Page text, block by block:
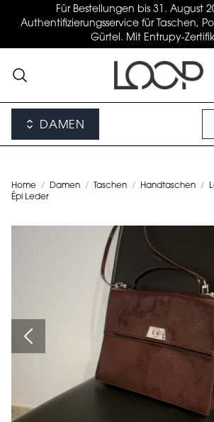
Für Bestellungen bis 31. August
Authentifizierungsservice für Taschen,
Gürtel. Mit Entrupy-
DAMEN
Home / Damen / Taschen / Handtaschen /
Épi Leder